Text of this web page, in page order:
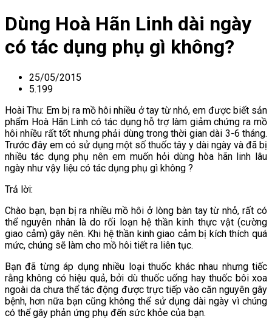
Dùng Hoà Hãn Linh dài ngày
có tác dụng phụ gì không?
25/05/2015
5.199
Hoài Thu: Em bị ra mồ hôi nhiều ở tay từ nhỏ, em được biết sản
phẩm Hoà Hãn Linh có tác dụng hỗ trợ làm giảm chứng ra mồ
hôi nhiều rất tốt nhưng phải dùng trong thời gian dài 3-6 tháng.
Trước đây em có sử dụng một số thuốc tây y dài ngày và đã bị
nhiều tác dụng phụ nên em muốn hỏi dùng hòa hãn linh lâu
ngày như vậy liệu có tác dụng phụ gì không ?
Trả lời:
Chào bạn, bạn bị ra nhiều mồ hôi ở lòng bàn tay từ nhỏ, rất có
thể nguyên nhân là do rối loạn hệ thần kinh thực vật (cường
giao cảm) gây nên. Khi hệ thần kinh giao cảm bị kích thích quá
mức, chúng sẽ làm cho mồ hôi tiết ra liên tục.
Bạn đã từng áp dụng nhiều loại thuốc khác nhau nhưng tiếc
rằng không có hiệu quả, bởi dù thuốc uống hay thuốc bôi xoa
ngoài da chưa thể tác động được trực tiếp vào căn nguyên gây
bệnh, hơn nữa bạn cũng không thể sử dụng dài ngày vì chúng
có thể gây phản ứng phụ đến sức khỏe của bạn.